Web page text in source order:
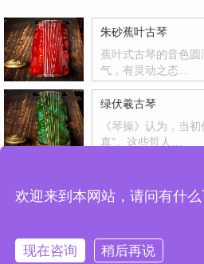
朱砂蕉叶古琴
蕉叶式古琴的音色圆
气，有灵动之态…
绿伏羲古琴
《琴操》认为，当
真”。这些哲人…
“墙脚数枝梅，凌寒
欢迎来到本网站，请问有什么
现在咨询 稍后再说